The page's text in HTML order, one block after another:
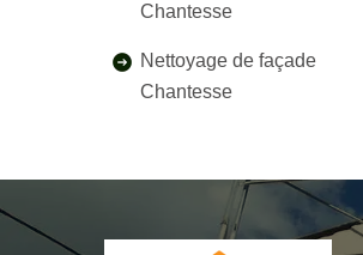
Chantesse
Nettoyage de façade
Chantesse